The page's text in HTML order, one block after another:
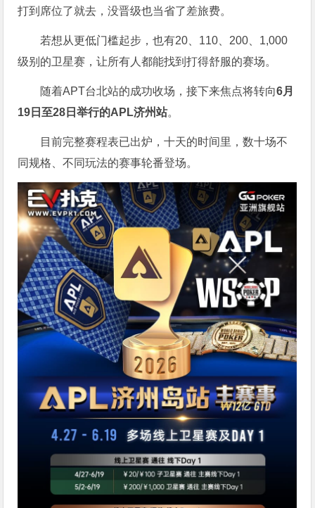
打到席位了就去，没晋级也当省了差旅费。
若想从更低门槛起步，也有20、110、200、1,000
级别的卫星赛，让所有人都能找到打得舒服的赛场。
随着APT台北站的成功收场，接下来焦点将转向6月
19 日至28 日举行的APL济州站。
目前完整赛程表已出炉，十天的时间里，数十场不
同规格、不同玩法的赛事轮番登场。